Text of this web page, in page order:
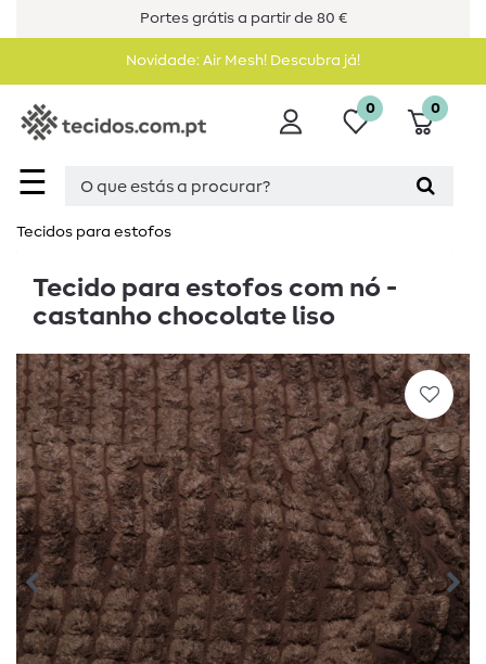
Portes grátis a partir de 80 €
Novidade: Air Mesh! Descubra já!
☰
0 0
Tecidos para estofos
Tecido para estofos com nó -
castanho chocolate liso